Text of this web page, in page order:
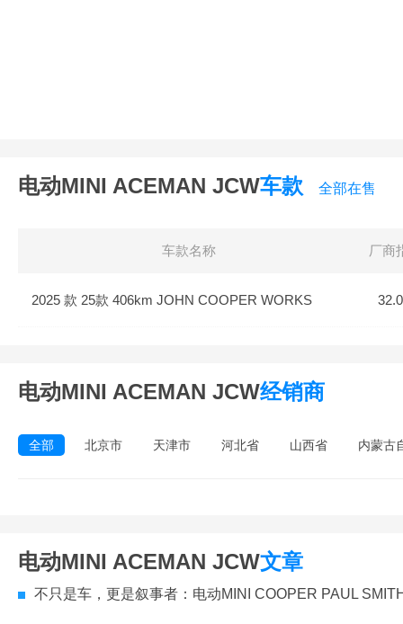
电动MINI ACEMAN JCW车款 全部在售
车款名称 厂商
2025 款 25款 406km JOHN COOPER WORKS
电动MINI ACEMAN JCW经销商
全部 北京市 天津市 河北省 山西省 内蒙古
电动MINI ACEMAN JCW文章
不只是车，更是叙事者：电动MINI COOPER PAUL SMITH设计师款中国上市，售价